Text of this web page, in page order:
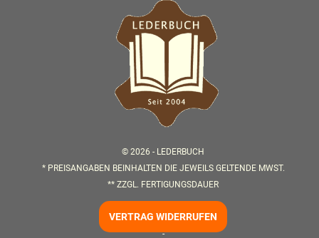
© 2026 - LEDERBUCH
* PREISANGABEN BEINHALTEN DIE JEWEILS GELTENDE MWST.
** ZZGL. FERTIGUNGSDAUER
VERTRAG WIDERRUFEN
-